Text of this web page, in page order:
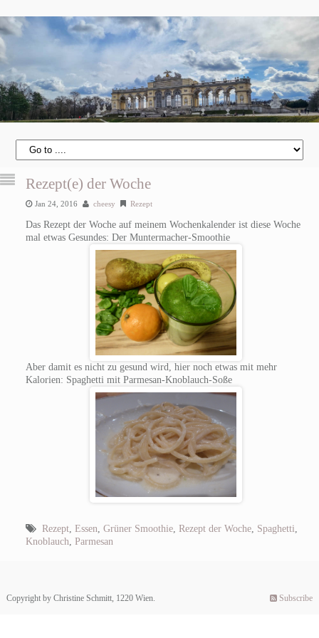
Rezept(e) der Woche
Jan 24, 2016 cheesy Rezept
Das Rezept der Woche auf meinem Wochenkalender ist diese Woche
mal etwas Gesundes: Der Muntermacher-Smoothie
Aber damit es nicht zu gesund wird, hier noch etwas mit mehr
Kalorien: Spaghetti mit Parmesan-Knoblauch-Soße
Rezept, Essen, Grüner Smoothie, Rezept der Woche, Spaghetti,
Knoblauch, Parmesan
Copyright by Christine Schmitt, 1220 Wien. Subscribe